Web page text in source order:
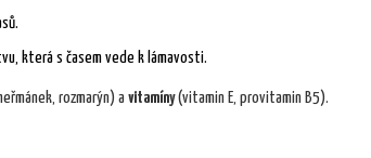
která s časem vede k lámavosti.
rozmarýn) a vitamíny(vitamin E, provitamin B5).